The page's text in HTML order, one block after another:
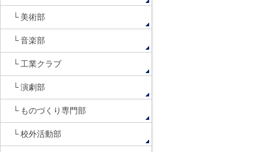
美術部
音楽部
工業クラブ
演劇部
ものづくり専門部
校外活動部